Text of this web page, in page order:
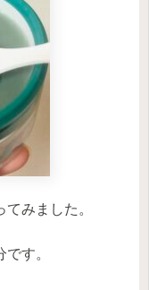
みました。
す。